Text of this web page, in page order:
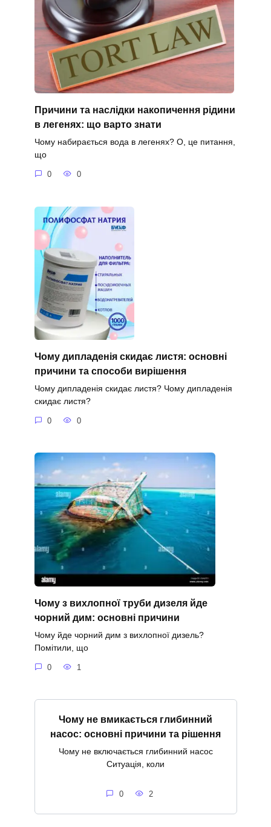
Причини та наслідки накопичення рідини
в легенях: що варто знати
Чому набирається вода в легенях? О, це питання,
що
0 0
Чому дипладенія скидає листя: основні
причини та способи вирішення
Чому дипладенія скидає листя? Чому дипладенія
скидає листя?
0 0
Чому з вихлопної труби дизеля йде
чорний дим: основні причини
Чому йде чорний дим з вихлопної дизель?
Помітили, що
0 1
Чому не вмикається глибинний
насос: основні причини та рішення
Чому не включається глибинний насос
Ситуація, коли
0 2